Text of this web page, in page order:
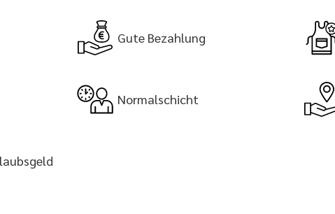
Gute Bezahlung
Normalschicht